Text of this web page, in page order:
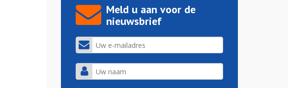
Meld u aan voor de
nieuwsbrief